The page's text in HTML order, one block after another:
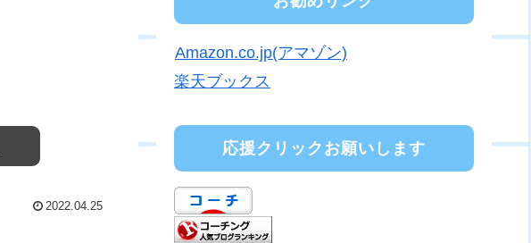
2022.04.25
Amazon.co.jp(アマゾン)
楽天ブックス
応援クリックお願いします